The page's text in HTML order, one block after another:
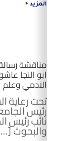
المزيد
مناقشة
ابو النجا
الآدمي وعلم
تحت رعاية
رئيس
نائب رئيس
والبحوث